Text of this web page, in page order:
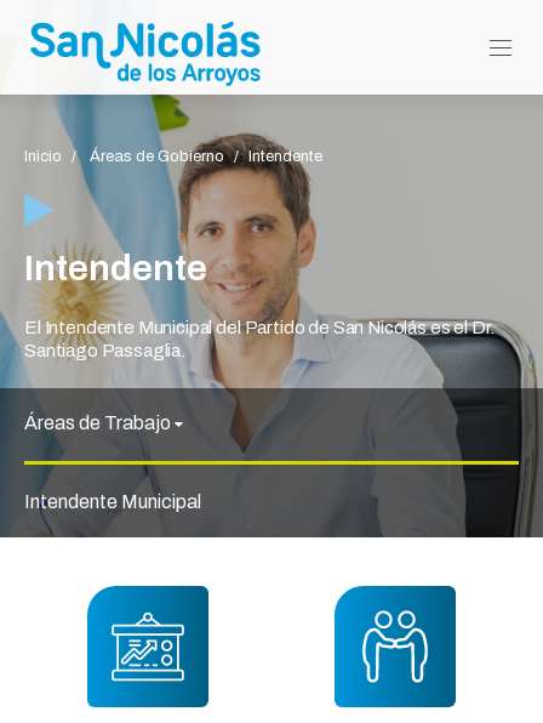
Inicio Áreas de Gobierno Intendente
Intendente
El Intendente Municipal del Partido de San Nicolás
Santiago Passaglia.
Áreas de Trabajo
Intendente Municipal